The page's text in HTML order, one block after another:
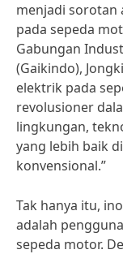
menjadi sorotan
pada sepeda
Gabungan
(Gaikindo),
elektrik pada
revolusioner
lingkungan,
yang lebih baik
konvensional.”
Tak hanya itu,
adalah
sepeda motor.